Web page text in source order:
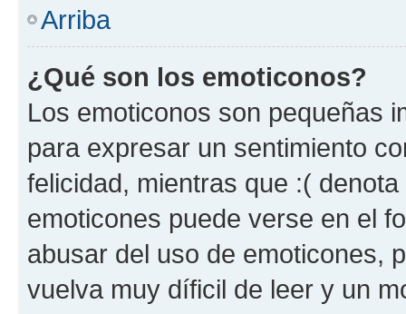
Arriba
¿Qué son los emoticonos?
Los emoticonos son pequeñas
para expresar un sentimiento
felicidad, mientras que :(
emoticones puede verse en el
abusar del uso de emoticones,
vuelva muy díficil de leer y un